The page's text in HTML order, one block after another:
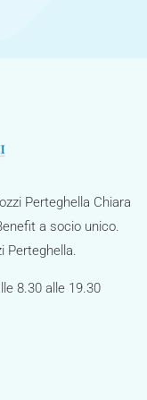
Perteghella Chiara
a socio unico.
Perteghella.
8.30 alle 19.30